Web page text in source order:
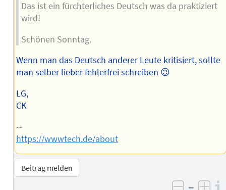
Das ist ein fürchterliches Deutsch was da praktiziert
wird!
Schönen Sonntag.
Wenn man das Deutsch anderer Leute kritisiert, sollte
man selber lieber fehlerfrei schreiben 😉
LG,
CK
--
https://wwwtech.de/about
Beitrag melden
–